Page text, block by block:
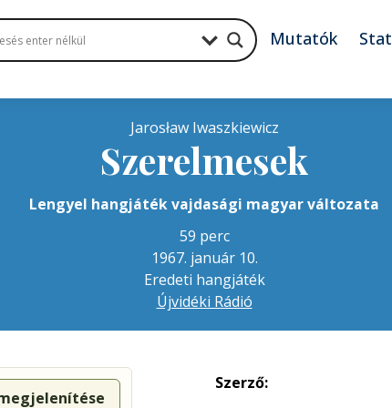
Mutatók Stat
Jarosław Iwaszkiewicz
Szerelmesek
Lengyel hangjáték vajdasági magyar változata
59 perc
1967. január 10.
Eredeti hangjáték
Újvidéki Rádió
Szerző: